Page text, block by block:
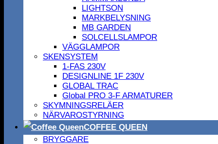
LIGHTSON
MARKBELYSNING
MB GARDEN
SOLCELLSLAMPOR
VÄGGLAMPOR
SKENSYSTEM
1-FAS 230V
DESIGNLINE 1F 230V
GLOBAL TRAC
Global PRO 3-F ARMATURER
SKYMNINGSRELÄER
NÄRVAROSTYRNING
COFFEE QUEEN
BRYGGARE